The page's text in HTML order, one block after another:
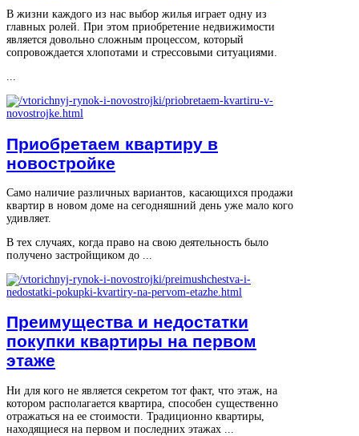
В жизни каждого из нас выбор жилья играет одну из
главных ролей. При этом приобретение недвижимости
является довольно сложным процессом, который
сопровождается хлопотами и стрессовыми ситуациями.
...
Приобретаем квартиру в
новостройке
Само наличие различных вариантов, касающихся продажи
квартир в новом доме на сегодняшний день уже мало кого
удивляет.
В тех случаях, когда право на свою деятельность было
получено застройщиком до ...
Преимущества и недостатки
покупки квартиры на первом
этаже
Ни для кого не является секретом тот факт, что этаж, на
котором располагается квартира, способен существенно
отражаться на ее стоимости. Традиционно квартиры,
находящиеся на первом и последних этажах ...